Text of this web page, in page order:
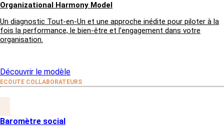
Organizational Harmony Model
Un diagnostic Tout-en-Un et une approche inédite pour piloter à la
fois la performance, le bien-être et l’engagement dans votre
organisation.
Découvrir le modèle
ECOUTE COLLABORATEURS
Baromètre social